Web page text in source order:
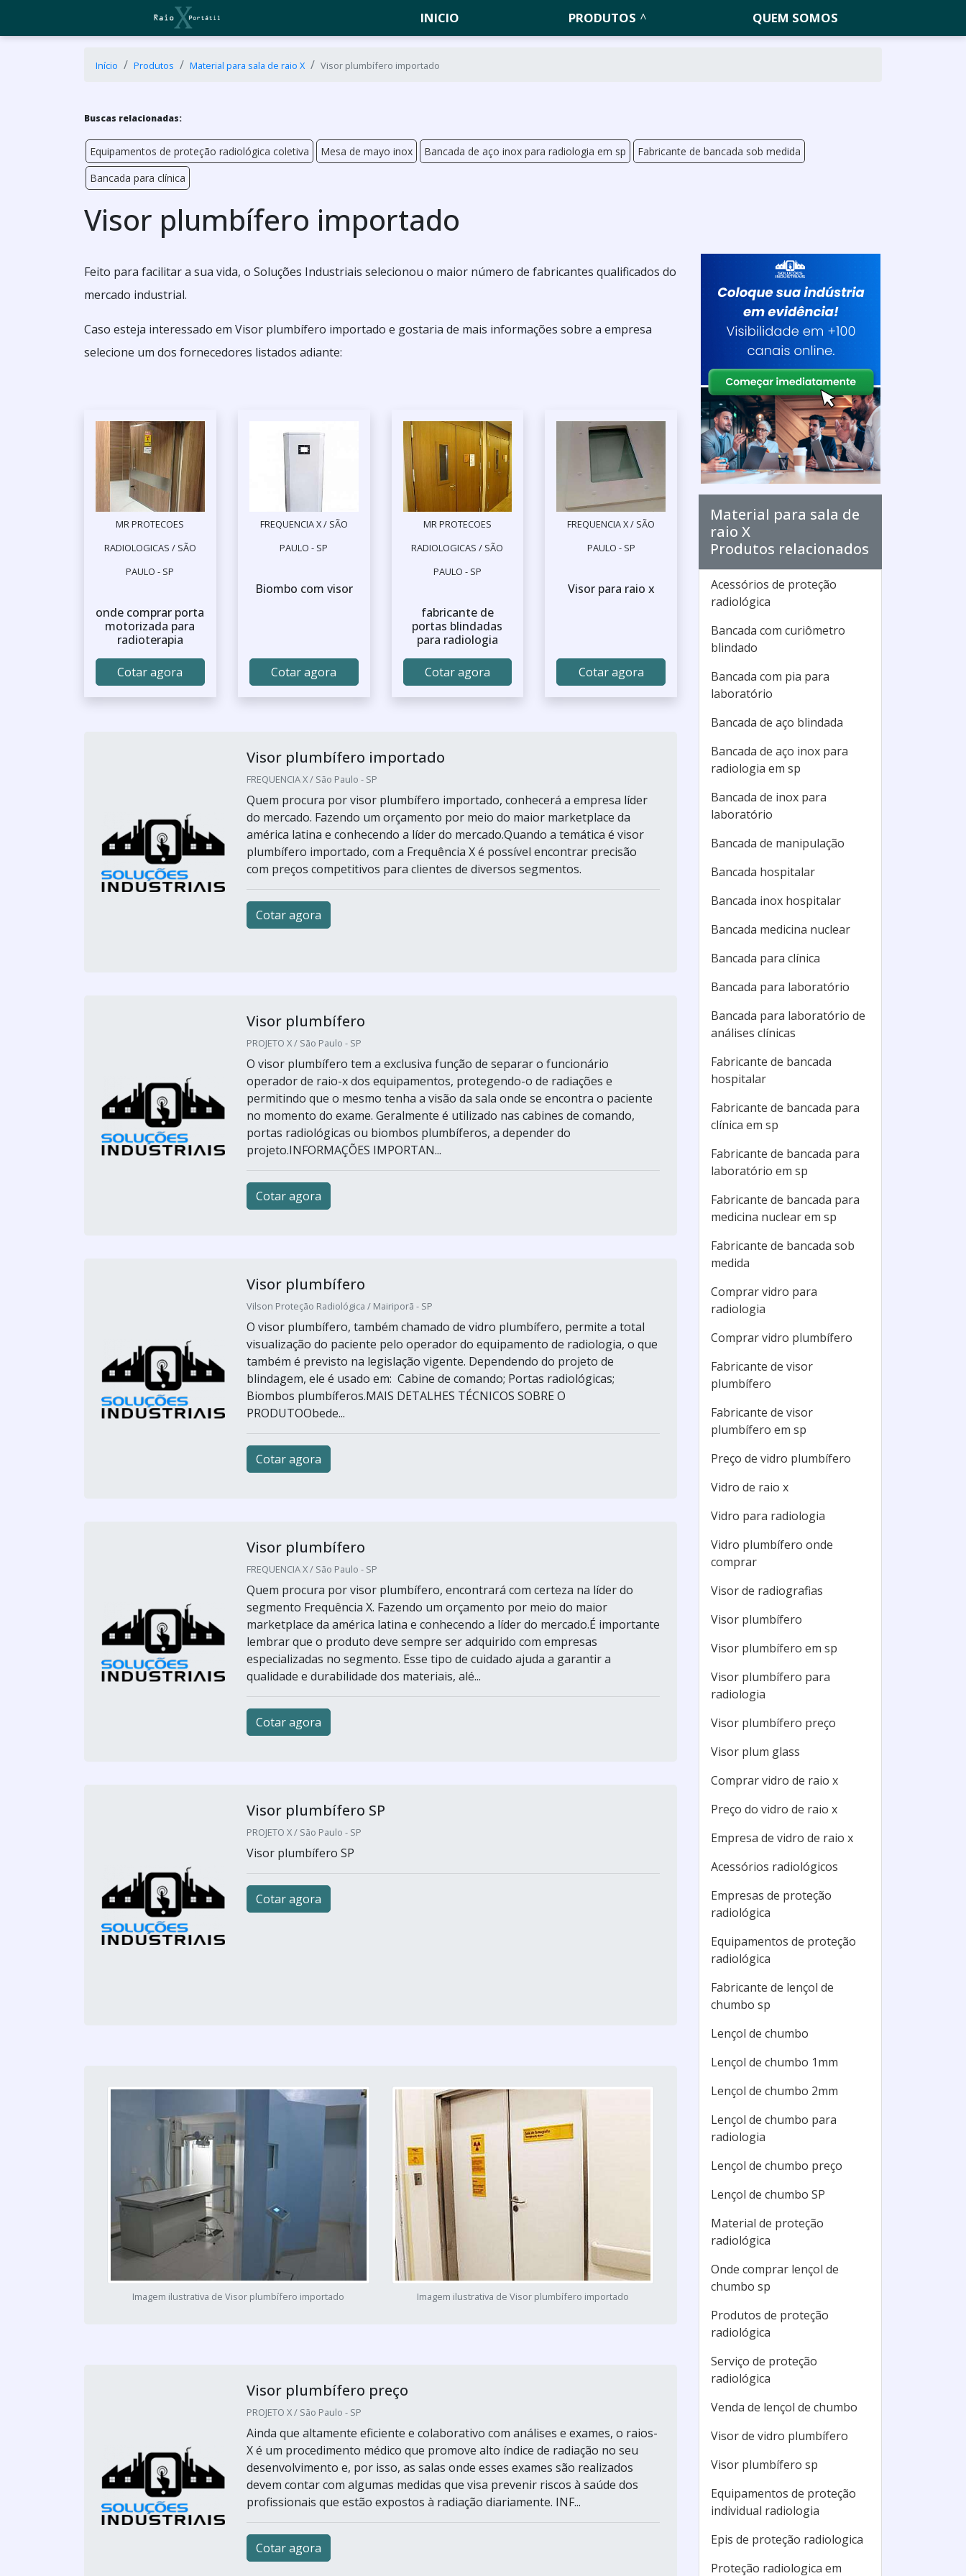
INICIO PRODUTOS QUEM SOMOS
Início Produtos Material para sala de raio X Visor plumbífero importado
Buscas relacionadas:
Equipamentos de proteção radiológica coletiva Mesa de mayo inox Bancada de aço inox para radiologia em sp
Fabricante de bancada sob medida
Bancada para clínica
Visor plumbífero importado
Feito para facilitar a sua vida, o Soluções Industriais selecionou o maior número de fabricantes qualificados do
mercado industrial.
Caso esteja interessado em Visor plumbífero importado e gostaria de mais informações sobre a empresa
selecione um dos fornecedores listados adiante:
MR PROTECOES
RADIOLOGICAS / SÃO
PAULO - SP
onde comprar porta
motorizada para
radioterapia
Cotar agora
FREQUENCIA X / SÃO
PAULO - SP
Biombo com visor
Cotar agora
MR PROTECOES
RADIOLOGICAS / SÃO
PAULO - SP
fabricante de
portas blindadas
para radiologia
Cotar agora
FREQUENCIA X / SÃO
PAULO - SP
Visor para raio x
Cotar agora
Visor plumbífero importado
FREQUENCIA X / São Paulo - SP
Quem procura por visor plumbífero importado, conhecerá a empresa líder
do mercado. Fazendo um orçamento por meio do maior marketplace da
américa latina e conhecendo a líder do mercado.Quando a temática é visor
plumbífero importado, com a Frequência X é possível encontrar precisão
com preços competitivos para clientes de diversos segmentos.
Cotar agora
Visor plumbífero
PROJETO X / São Paulo - SP
O visor plumbífero tem a exclusiva função de separar o funcionário
operador de raio-x dos equipamentos, protegendo-o de radiações e
permitindo que o mesmo tenha a visão da sala onde se encontra o paciente
no momento do exame. Geralmente é utilizado nas cabines de comando,
portas radiológicas ou biombos plumbíferos, a depender do
projeto.INFORMAÇÕES IMPORTAN...
Cotar agora
Visor plumbífero
Vilson Proteção Radiológica / Mairiporã - SP
O visor plumbífero, também chamado de vidro plumbífero, permite a total
visualização do paciente pelo operador do equipamento de radiologia, o que
também é previsto na legislação vigente. Dependendo do projeto de
blindagem, ele é usado em: Cabine de comando; Portas radiológicas;
Biombos plumbíferos.MAIS DETALHES TÉCNICOS SOBRE O
PRODUTOObede...
Cotar agora
Visor plumbífero
FREQUENCIA X / São Paulo - SP
Quem procura por visor plumbífero, encontrará com certeza na líder do
segmento Frequência X. Fazendo um orçamento por meio do maior
marketplace da américa latina e conhecendo a líder do mercado.É importante
lembrar que o produto deve sempre ser adquirido com empresas
especializadas no segmento. Esse tipo de cuidado ajuda a garantir a
qualidade e durabilidade dos materiais, alé...
Cotar agora
Visor plumbífero SP
PROJETO X / São Paulo - SP
Visor plumbífero SP
Cotar agora
Imagem ilustrativa de Visor plumbífero importado Imagem ilustrativa de Visor plumbífero importado
Visor plumbífero preço
PROJETO X / São Paulo - SP
Ainda que altamente eficiente e colaborativo com análises e exames, o raios-
X é um procedimento médico que promove alto índice de radiação no seu
desenvolvimento e, por isso, as salas onde esses exames são realizados
devem contar com algumas medidas que visa prevenir riscos à saúde dos
profissionais que estão expostos à radiação diariamente. INF...
Cotar agora
Material para sala de
raio X
Produtos relacionados
Acessórios de proteção
radiológica
Bancada com curiômetro
blindado
Bancada com pia para
laboratório
Bancada de aço blindada
Bancada de aço inox para
radiologia em sp
Bancada de inox para
laboratório
Bancada de manipulação
Bancada hospitalar
Bancada inox hospitalar
Bancada medicina nuclear
Bancada para clínica
Bancada para laboratório
Bancada para laboratório de
análises clínicas
Fabricante de bancada
hospitalar
Fabricante de bancada para
clínica em sp
Fabricante de bancada para
laboratório em sp
Fabricante de bancada para
medicina nuclear em sp
Fabricante de bancada sob
medida
Comprar vidro para
radiologia
Comprar vidro plumbífero
Fabricante de visor
plumbífero
Fabricante de visor
plumbífero em sp
Preço de vidro plumbífero
Vidro de raio x
Vidro para radiologia
Vidro plumbífero onde
comprar
Visor de radiografias
Visor plumbífero
Visor plumbífero em sp
Visor plumbífero para
radiologia
Visor plumbífero preço
Visor plum glass
Comprar vidro de raio x
Preço do vidro de raio x
Empresa de vidro de raio x
Acessórios radiológicos
Empresas de proteção
radiológica
Equipamentos de proteção
radiológica
Fabricante de lençol de
chumbo sp
Lençol de chumbo
Lençol de chumbo 1mm
Lençol de chumbo 2mm
Lençol de chumbo para
radiologia
Lençol de chumbo preço
Lençol de chumbo SP
Material de proteção
radiológica
Onde comprar lençol de
chumbo sp
Produtos de proteção
radiológica
Serviço de proteção
radiológica
Venda de lençol de chumbo
Visor de vidro plumbífero
Visor plumbífero sp
Equipamentos de proteção
individual radiologia
Epis de proteção radiologica
Proteção radiologica em